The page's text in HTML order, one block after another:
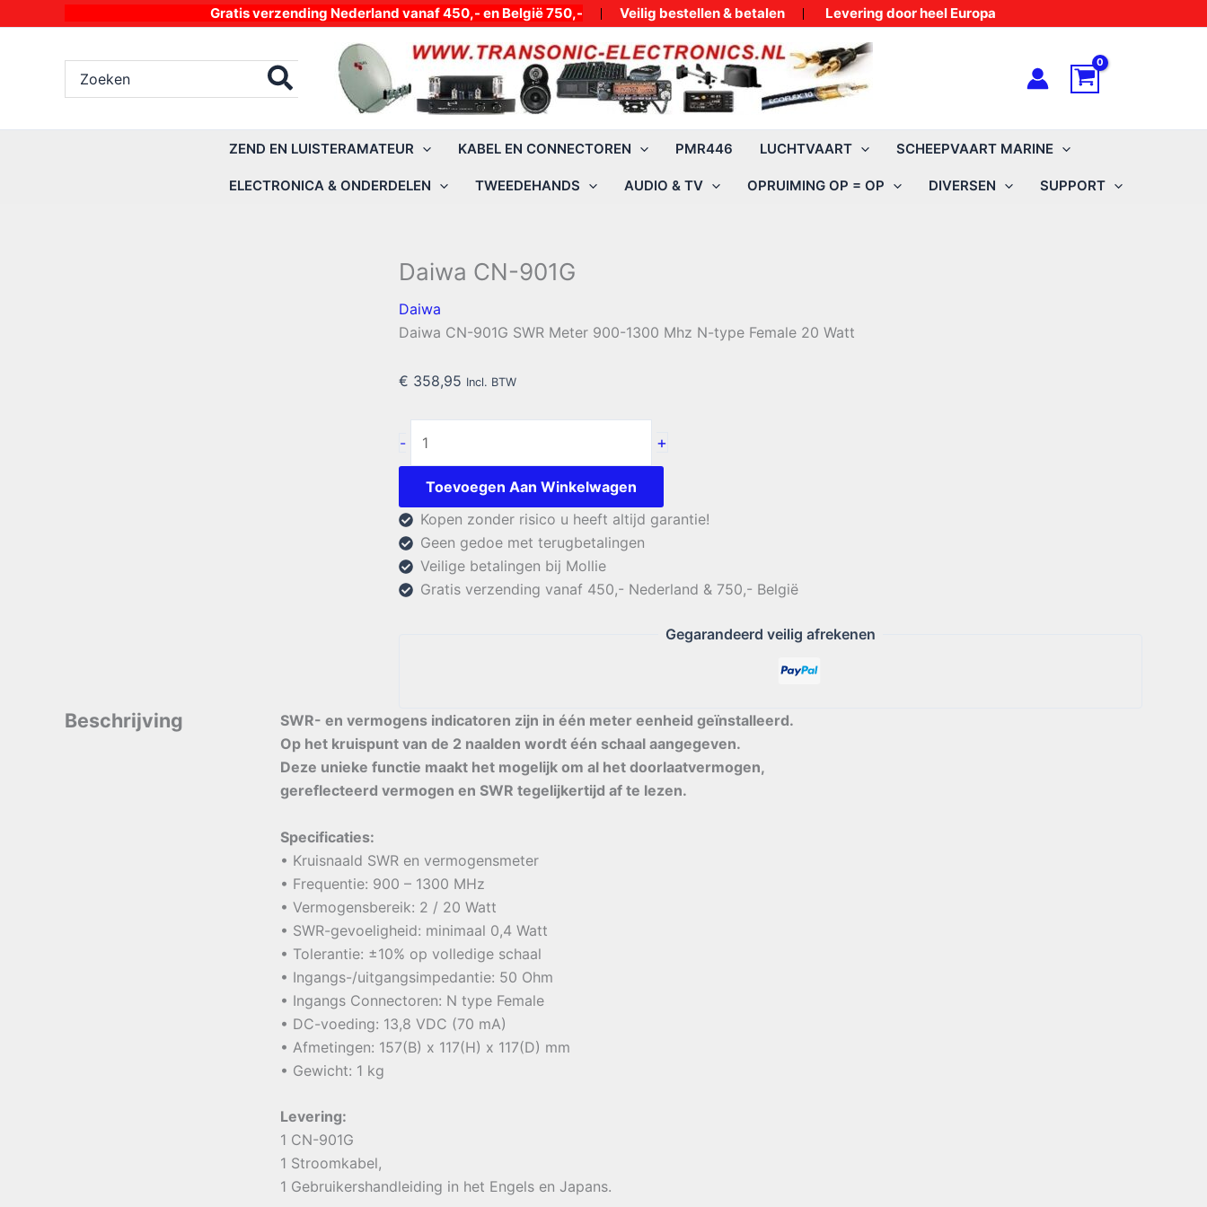
Gratis verzending Nederland vanaf 450,- en België 750,- Veilig bestellen & betalen Levering door heel Europa
naar:
ZEND EN LUISTERAMATEUR KABEL EN CONNECTOREN PMR446 LUCHTVAART SCHEEPVAART MARINE
ELECTRONICA & ONDERDELEN TWEEDEHANDS AUDIO & TV OPRUIMING OP = OP DIVERSEN SUPPORT
Daiwa CN-901G
Daiwa
Daiwa CN-901G SWR Meter 900-1300 Mhz N-type Female 20 Watt
€ 358,95 Incl. BTW
-
CN-
901G
+
Toevoegen Aan Winkelwagen
Kopen zonder risico u heeft altijd garantie!
Geen gedoe met terugbetalingen
Veilige betalingen bij Mollie
Gratis verzending vanaf 450,- Nederland & 750,- België
Gegarandeerd veilig afrekenen
Beschrijving
SWR- en vermogens indicatoren zijn in één meter eenheid geïnstalleerd.
Op het kruispunt van de 2 naalden wordt één schaal aangegeven.
Deze unieke functie maakt het mogelijk om al het doorlaatvermogen,
gereflecteerd vermogen en SWR tegelijkertijd af te lezen.
Specificaties:
• Kruisnaald SWR en vermogensmeter
• Frequentie: 900 – 1300 MHz
• Vermogensbereik: 2 / 20 Watt
• SWR-gevoeligheid: minimaal 0,4 Watt
• Tolerantie: ±10% op volledige schaal
• Ingangs-/uitgangsimpedantie: 50 Ohm
• Ingangs Connectoren: N type Female
• DC-voeding: 13,8 VDC (70 mA)
• Afmetingen: 157(B) x 117(H) x 117(D) mm
• Gewicht: 1 kg
Levering:
1 CN-901G
1 Stroomkabel,
1 Gebruikershandleiding in het Engels en Japans.